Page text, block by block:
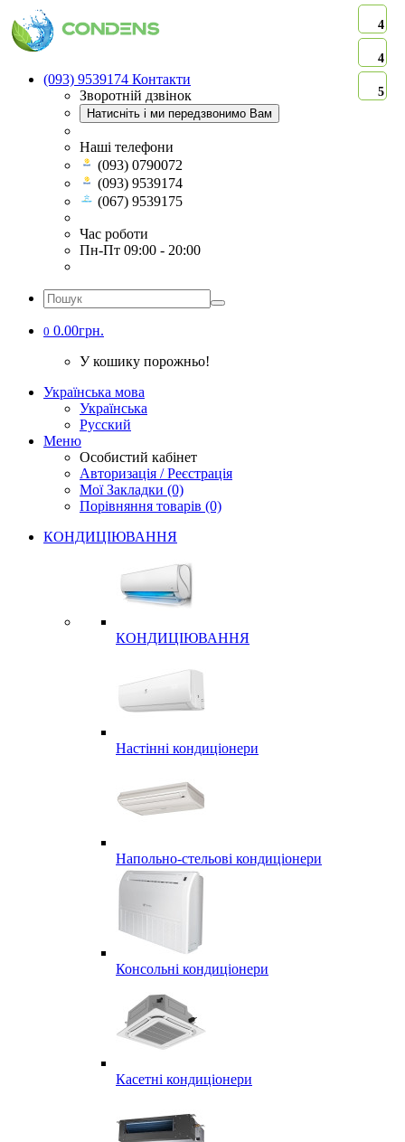
(093) 9539174 Контакти
Зворотній дзвінок
Натисніть і ми передзвонимо Вам
Наші телефони
(093) 0790072
(093) 9539174
(067) 9539175
Час роботи
Пн-Пт 09:00 - 20:00
0 0.00грн.
У кошику порожньо!
Українська мова
Українська
Русский
Меню
Особистий кабінет
Авторизація / Реєстрація
Мої Закладки (0)
Порівняння товарів (0)
КОНДИЦІЮВАННЯ
КОНДИЦІЮВАННЯ
Настінні кондиціонери
Напольно-стельові кондиціонери
Консольні кондиціонери
Касетні кондиціонери
4
4
5